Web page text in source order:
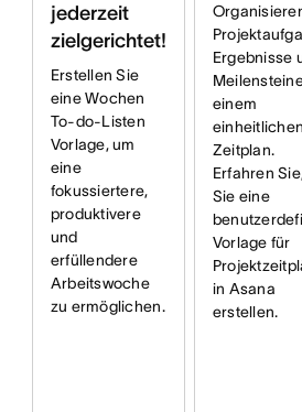
jederzeit
zielgerichtet!
Erstellen Sie
eine Wochen
To-do-Listen
Vorlage, um
eine
fokussiertere,
produktivere
und
erfüllendere
Arbeitswoche
zu ermöglichen.
Ergebnisse
einem
einheitlichen
Zeitplan.
Erfahren
Sie eine
Vorlage für
in Asana
erstellen.